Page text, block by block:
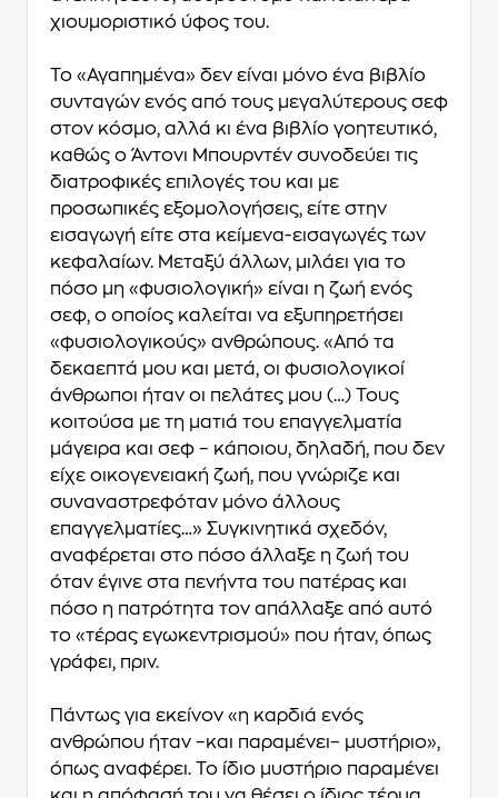
χιουμοριστικό ύφος του.
Το «Αγαπημένα» δεν είναι μόνο ένα βιβλίο
συνταγών ενός από τους μεγαλύτερους σεφ
στον κόσμο, αλλά κι ένα βιβλίο γοητευτικό,
καθώς ο Άντονι Μπουρντέν συνοδεύει τις
διατροφικές επιλογές του και με
προσωπικές εξομολογήσεις, είτε στην
εισαγωγή είτε στα κείμενα-εισαγωγές των
κεφαλαίων. Μεταξύ άλλων, μιλάει για το
πόσο μη «φυσιολογική» είναι η ζωή ενός
σεφ, ο οποίος καλείται να εξυπηρετήσει
«φυσιολογικούς» ανθρώπους. «Από τα
δεκαεπτά μου και μετά, οι φυσιολογικοί
άνθρωποι ήταν οι πελάτες μου (…) Τους
κοιτούσα με τη ματιά του επαγγελματία
μάγειρα και σεφ – κάποιου, δηλαδή, που δεν
είχε οικογενειακή ζωή, που γνώριζε και
συναναστρεφόταν μόνο άλλους
επαγγελματίες…» Συγκινητικά σχεδόν,
αναφέρεται στο πόσο άλλαξε η ζωή του
όταν έγινε στα πενήντα του πατέρας και
πόσο η πατρότητα τον απάλλαξε από αυτό
το «τέρας εγωκεντρισμού» που ήταν, όπως
γράφει, πριν.
Πάντως για εκείνον «η καρδιά ενός
ανθρώπου ήταν –και παραμένει– μυστήριο»,
όπως αναφέρει. Το ίδιο μυστήριο παραμένει